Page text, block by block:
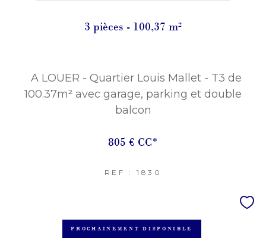
3 pièces - 100,37 m²
A LOUER - Quartier Louis Mallet - T3 de
100.37m² avec garage, parking et double
balcon
805 € CC*
REF : 1830
PROCHAINEMENT DISPONIBLE